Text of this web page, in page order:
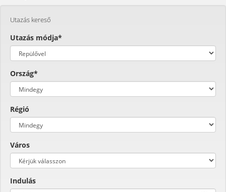
Utazás kereső
Utazás módja*
Ország*
Régió
Város
Indulás